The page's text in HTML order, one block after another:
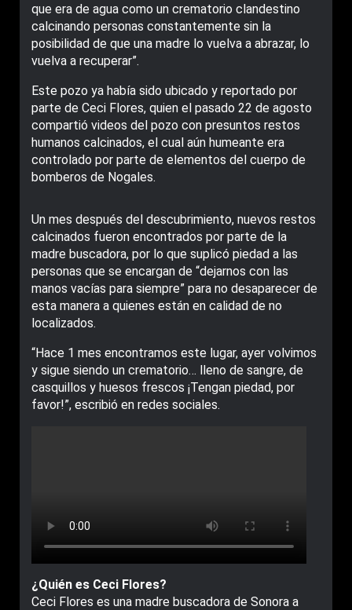
que era de agua como un crematorio clandestino
calcinando personas constantemente sin la
posibilidad de que una madre lo vuelva a abrazar, lo
vuelva a recuperar”.
Este pozo ya había sido ubicado y reportado por
parte de Ceci Flores, quien el pasado 22 de agosto
compartió videos del pozo con presuntos restos
humanos calcinados, el cual aún humeante era
controlado por parte de elementos del cuerpo de
bomberos de Nogales.
Un mes después del descubrimiento, nuevos restos
calcinados fueron encontrados por parte de la
madre buscadora, por lo que suplicó piedad a las
personas que se encargan de “dejarnos con las
manos vacías para siempre” para no desaparecer de
esta manera a quienes están en calidad de no
localizados.
“Hace 1 mes encontramos este lugar, ayer volvimos
y sigue siendo un crematorio… lleno de sangre, de
casquillos y huesos frescos ¡Tengan piedad, por
favor!”, escribió en redes sociales.
¿Quién es Ceci Flores?
Ceci Flores es una madre buscadora de Sonora a